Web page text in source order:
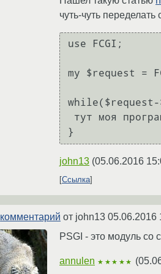
чуть-чуть
use FCGI;
my $request =
john13 (05.06.2016
Ссылка
комментарий от john13 05.06.2016
PSGI - это модуль
annulen ★★★★★ (